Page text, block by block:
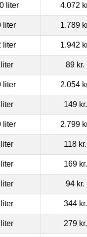
liter 4.072
liter 1.789
liter 1.942
89 kr.
liter 2.054
149 kr.
liter 2.799
118 kr.
169 kr.
94 kr.
344 kr.
279 kr.